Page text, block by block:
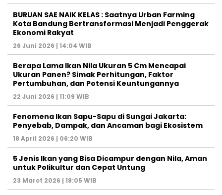
BURUAN SAE NAIK KELAS : Saatnya Urban Farming
Kota Bandung Bertransformasi Menjadi Penggerak
Ekonomi Rakyat
26 Juni 2026 | 14:04 WIB
Berapa Lama Ikan Nila Ukuran 5 Cm Mencapai
Ukuran Panen? Simak Perhitungan, Faktor
Pertumbuhan, dan Potensi Keuntungannya
22 Juni 2026 | 11:09 WIB
Fenomena Ikan Sapu-Sapu di Sungai Jakarta:
Penyebab, Dampak, dan Ancaman bagi Ekosistem
18 April 2026 | 06:20 WIB
5 Jenis Ikan yang Bisa Dicampur dengan Nila, Aman
untuk Polikultur dan Cepat Untung
23 Maret 2026 | 18:05 WIB